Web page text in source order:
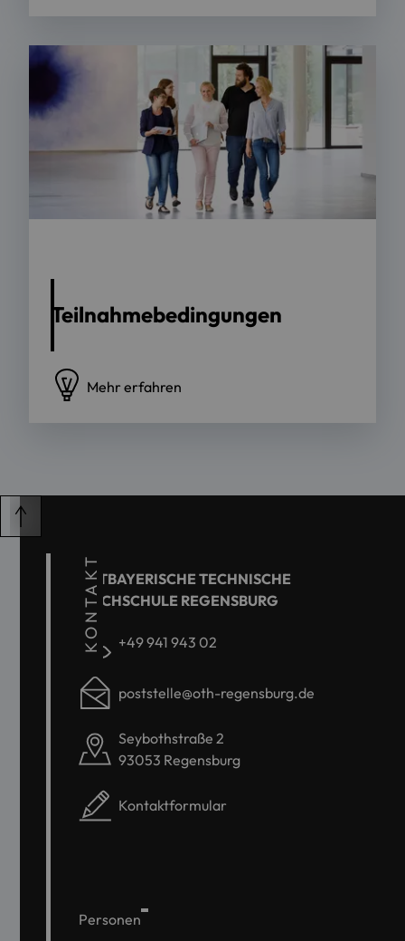
Teilnahmebedingungen
Mehr erfahren
KONTAKT
OSTBAYERISCHE TECHNISCHE
HOCHSCHULE REGENSBURG
+49 941 943 02
poststelle@oth-regensburg.de
Seybothstraße 2
93053 Regensburg
Kontaktformular
Personen